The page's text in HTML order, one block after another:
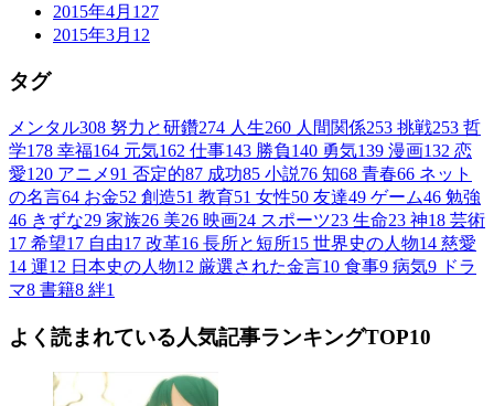
2015年4月 127
2015年3月 12
タグ
メンタル308 努力と研鑽274 人生260 人間関係253 挑戦253 哲
学178 幸福164 元気162 仕事143 勝負140 勇気139 漫画132 恋
愛120 アニメ91 否定的87 成功85 小説76 知68 青春66 ネット
の名言64 お金52 創造51 教育51 女性50 友達49 ゲーム46 勉強
46 きずな29 家族26 美26 映画24 スポーツ23 生命23 神18 芸術
17 希望17 自由17 改革16 長所と短所15 世界史の人物14 慈愛
14 運12 日本史の人物12 厳選された金言10 食事9 病気9 ドラ
マ8 書籍8 絆1
よく読まれている人気記事ランキングTOP10